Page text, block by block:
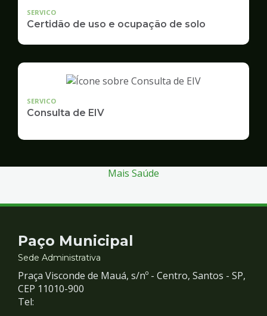
SERVICO
Certidão de uso e ocupação de solo
SERVICO
Consulta de EIV
Mais Saúde
Contato
e
Redes
Paço Municipal
Sede Administrativa
Praça Visconde de Mauá, s/nº - Centro, Santos - SP,
CEP 11010-900
Tel: